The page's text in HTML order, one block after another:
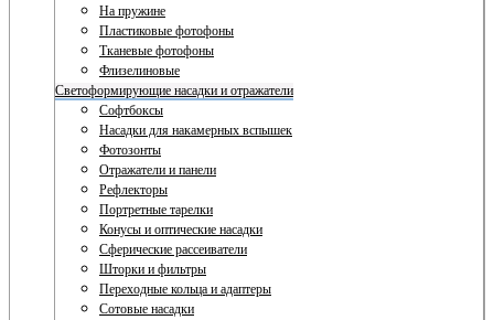
На пружине
Пластиковые фотофоны
Тканевые фотофоны
Флизелиновые
Светоформирующие насадки и отражатели
Софтбоксы
Насадки для накамерных вспышек
Фотозонты
Отражатели и панели
Рефлекторы
Портретные тарелки
Конусы и оптические насадки
Сферические рассеиватели
Шторки и фильтры
Переходные кольца и адаптеры
Сотовые насадки